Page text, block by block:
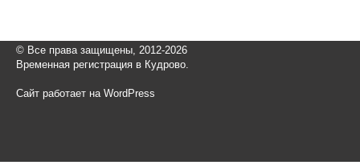
© Все права защищены, 2012-2026
Временная регистрация в Кудрово.
Сайт работает на WordPress